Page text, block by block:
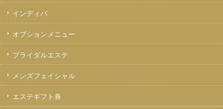
インディバ
オプションメニュー
ブライダルエステ
メンズフェイシャル
エステギフト券